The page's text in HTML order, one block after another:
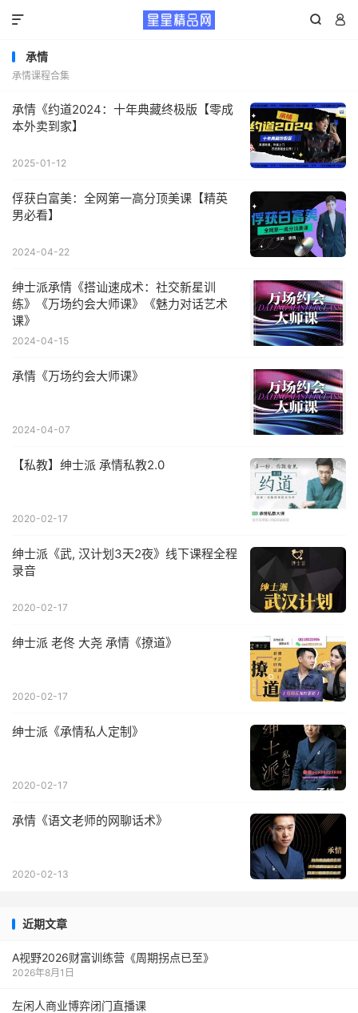
 

承情
承情课程合集
承情《约道2024：十年典藏终极版【零成
本外卖到家】
2025-01-12
俘获白富美：全网第一高分顶美课【精英
男必看】
2024-04-22
绅士派承情《搭讪速成术：社交新星训
练》《万场约会大师课》《魅力对话艺术
课》
2024-04-15
承情《万场约会大师课》
2024-04-07
【私教】绅士派 承情私教2.0
2020-02-17
绅士派《武, 汉计划3天2夜》线下课程全程
录音
2020-02-17
绅士派 老佟 大尧 承情《撩道》
2020-02-17
绅士派《承情私人定制》
2020-02-17
承情《语文老师的网聊话术》
2020-02-13
近期文章
A视野2026财富训练营《周期拐点已至》
2026年8月1日
左闲人商业博弈闭门直播课